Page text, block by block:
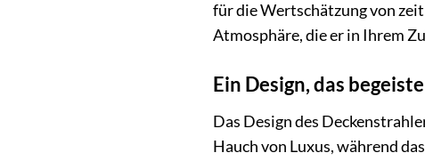
für die Wertschätzung von
Atmosphäre, die er in Ihrem
Ein Design, das
Das Design des
Hauch von Luxus, während